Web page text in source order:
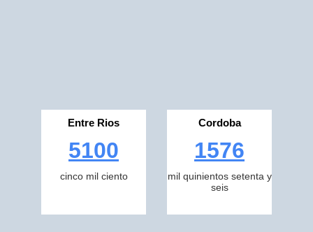
Entre Rios
5100
cinco mil ciento
Cordoba
1576
mil quinientos setenta y
seis